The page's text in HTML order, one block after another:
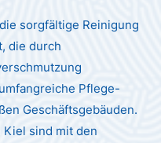
sorgfältige Reinigung
die durch
Pflege-
Geschäftsgebäuden.
sind mit den